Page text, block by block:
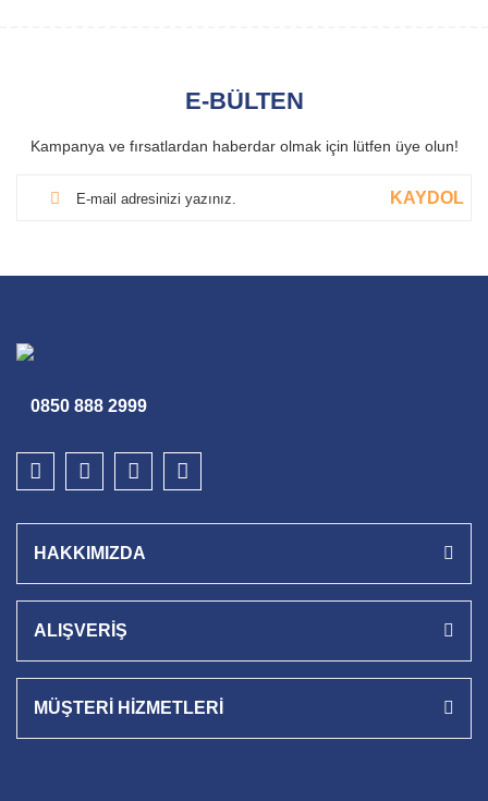
E-BÜLTEN
Kampanya ve fırsatlardan haberdar olmak için lütfen üye olun!
KAYDOL
0850 888 2999
HAKKIMIZDA
ALIŞVERİŞ
MÜŞTERİ HİZMETLERİ